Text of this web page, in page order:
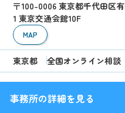
〒100-0006 東京都千代田区
1 東京交通会館10F
MAP
東京都 全国オンライン相談
事務所の詳細を見る